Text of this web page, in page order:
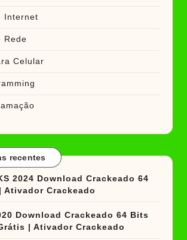
Internet
Rede
Celular
recentes
2024 Download Crackeado 64
Ativador Crackeado
Download Crackeado 64 Bits
| Ativador Crackeado